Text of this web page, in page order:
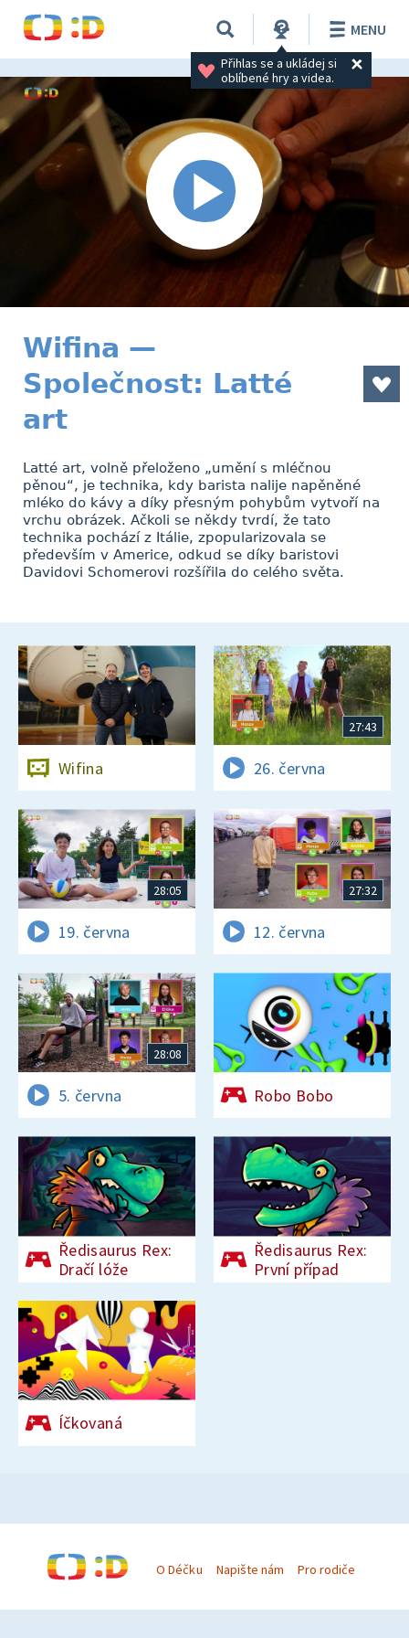
Přihlas se a ukládej si
oblíbené hry a videa.
MENU
Wifina —
Společnost: Latté
art
Latté art, volně přeloženo „umění s mléčnou
pěnou“, je technika, kdy barista nalije napěněné
mléko do kávy a díky přesným pohybům vytvoří na
vrchu obrázek. Ačkoli se někdy tvrdí, že tato
technika pochází z Itálie, zpopularizovala se
především v Americe, odkud se díky baristovi
Davidovi Schomerovi rozšířila do celého světa.
Wifina
27:43
26. června
28:05
19. června
27:32
12. června
28:08
5. června Robo Bobo
Ředisaurus Rex:
Dračí lóže
Ředisaurus Rex:
První případ
Íčkovaná
O Déčku Napište nám Pro rodiče